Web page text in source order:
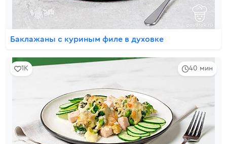
Баклажаны с куриным филе в духовке
40 мин
1K